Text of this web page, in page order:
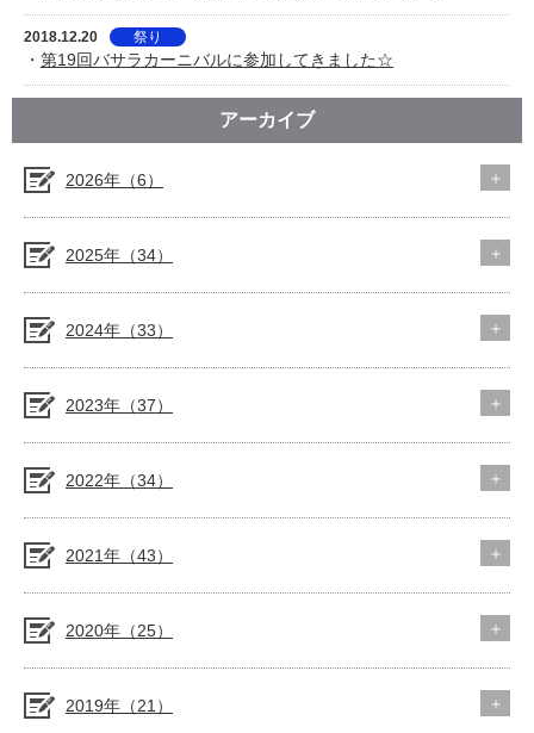
2018.12.20 祭り
・ 第19回バサラカーニバルに参加してきました☆
アーカイブ
2026年（6）
2025年（34）
2024年（33）
2023年（37）
2022年（34）
2021年（43）
2020年（25）
2019年（21）